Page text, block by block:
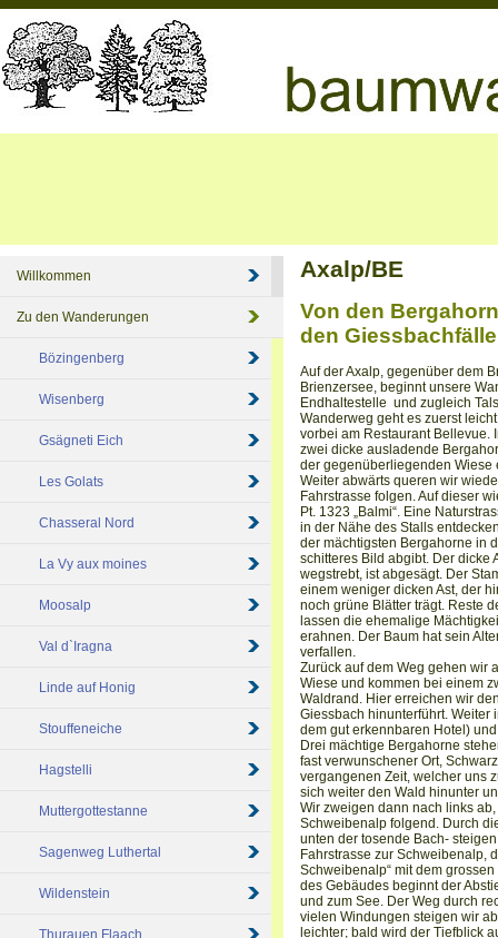
Willkommen
Zu den Wanderungen
Bözingenberg
Wisenberg
Gsägneti Eich
Les Golats
Chasseral Nord
La Vy aux moines
Moosalp
Val d`Iragna
Linde auf Honig
Stouffeneiche
Hagstelli
Muttergottestanne
Sagenweg Luthertal
Wildenstein
Thurauen Flaach
Axalp/BE
Von den
den
Auf der Axalp, gegenüber dem
Brienzersee, beginnt unsere
Endhaltestelle und zugleich
Wanderweg geht es zuerst
vorbei am Restaurant Bellevue.
zwei dicke ausladende
der gegenüberliegenden
Weiter abwärts queren wir
Fahrstrasse folgen. Auf dieser
Pt. 1323 „Balmi“. Eine
in der Nähe des Stalls
der mächtigsten Bergahorne in
schitteres Bild abgibt. Der dicke
wegstrebt, ist abgesägt. Der
einem weniger dicken Ast, der
noch grüne Blätter trägt. Reste
lassen die ehemalige
erahnen. Der Baum hat sein
verfallen.
Zurück auf dem Weg gehen wir
Wiese und kommen bei einem
Waldrand. Hier erreichen wir
Giessbach hinunterführt. Weiter
dem gut erkennbaren Hotel)
Drei mächtige Bergahorne
fast verwunschener Ort,
vergangenen Zeit, welcher uns
sich weiter den Wald hinunter
Wir zweigen dann nach links
Schweibenalp folgend. Durch
unten der tosende Bach-
Fahrstrasse zur Schweibenalp,
Schweibenalp“ mit dem
des Gebäudes beginnt der
und zum See. Der Weg durch
vielen Windungen steigen wir
leichter; bald wird der Tiefblick